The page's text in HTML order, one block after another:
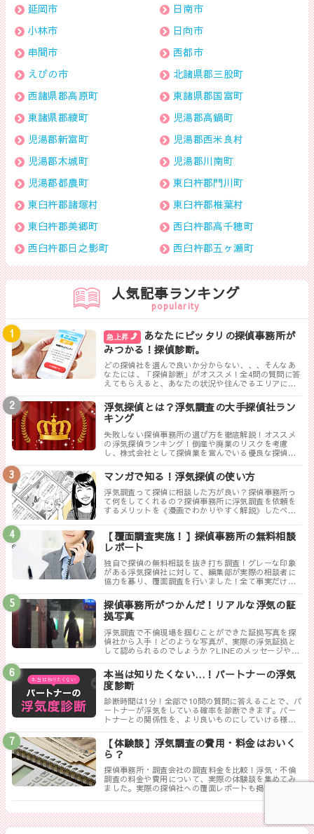
延岡市
日南市
小林市
日向市
串間市
西都市
えびの市
北諸県郡三股町
西諸県郡高原町
東諸県郡国富町
東諸県郡綾町
児湯郡高鍋町
児湯郡新富町
児湯郡西米良村
児湯郡木城町
児湯郡川南町
児湯郡都農町
東臼杵郡門川町
東臼杵郡諸塚村
東臼杵郡椎葉村
東臼杵郡美郷町
西臼杵郡高千穂町
西臼杵郡日之影町
西臼杵郡五ヶ瀬町
人気記事ランキング
popularity
急上昇
あなたにピッタリの探偵事務所が
みつかる！探偵診断。
どの探偵社を選んで良いか分からない、、、そんなあ
なたには、「探偵診断」がオススメ！全4問の質問に答
えてもらえると、あなたの状況や住んでるエリアに対
つけることができます。
浮気探偵とは？浮気調査の大手探偵社ラン
キング
失敗しない探偵事務所の選び方を徹底解説！オススメ
の浮気探偵ランキング！倒産や廃業のリスクを考慮
し、株式会社として探偵業を営んでいる優良な探偵事
らに高い調査力が評判の探偵事務所を厳選しました。
マンガで知る！浮気探偵の使い方
浮気調査って探偵に相談した方が良い？探偵事務所っ
て何をしてくれるの？探偵事務所に浮気調査を依頼を
するメリットを《漫画でわかりやすく解説》したペー
【覆面調査実施！】探偵事務所の無料相談
レポート
独自で探偵の無料相談を抜き打ち調査！グレーな印象
がある浮気探偵社に対して、編集部が実際の相談者に
協力を募り、覆面調査を行いました！全て事実だけ書
探偵事務所がつかんだ！リアルな浮気の証
拠写真
浮気調査で不倫現場を掴むことができた証拠写真を探
偵社から入手！どのような写真が、実際の浮気証拠と
して認められるのでしょうか？LINEのメッセージやり
写真について解説します。
本当は知りたくない…！パートナーの浮気
度診断
診断時間は1分！全部で10問の質問に答えることで、パ
ートナーが浮気をしている確率を診断できます。パー
トナーとの関係性を、より良いものにしていける様に
【体験談】浮気調査の費用・料金はおいく
ら？
探偵事務所・調査会社の調査料金を比較！浮気・不倫
調査の料金や費用について、実際の体験談を集めてみ
ました。実際の探偵社への覆面レポートも掲載してい